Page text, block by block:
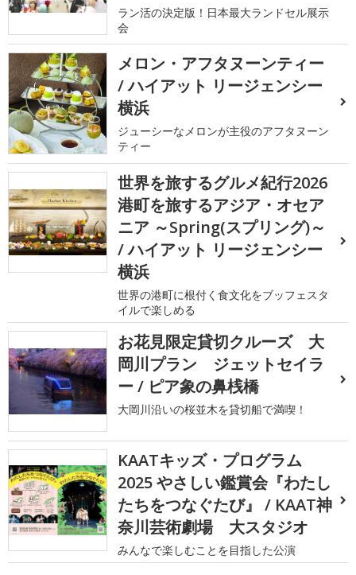
ラン活の決定版！日本最大ランドセル展示
会
メロン・アフタヌーンティー
/ ハイアット リージェンシー
横浜
ジューシーなメロンが主役のアフタヌーン
ティー
世界を旅するグルメ紀行2026
港町を旅するアジア・オセア
ニア ～Spring(スプリング)～
/ ハイアット リージェンシー
横浜
世界の港町に根付く食文化をブッフェスタ
イルで楽しめる
お花見限定貸切クルーズ 大
岡川プラン ジェットセイラ
ー / ピア象の鼻桟橋
大岡川沿いの桜並木を貸切船で満喫！
KAATキッズ・プログラム
2025 やさしい鑑賞会『わたし
たちをつなぐたび』 / KAAT神
奈川芸術劇場 大スタジオ
みんなで楽しむことを目指した公演